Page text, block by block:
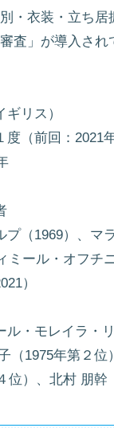
・衣装・立ち
査」が導入され
リス）
（前回：2021
プ（1969）、マ
ミール・オフ
）
ル・モレイラ・
（1975年第２
位）、北村 朋幹